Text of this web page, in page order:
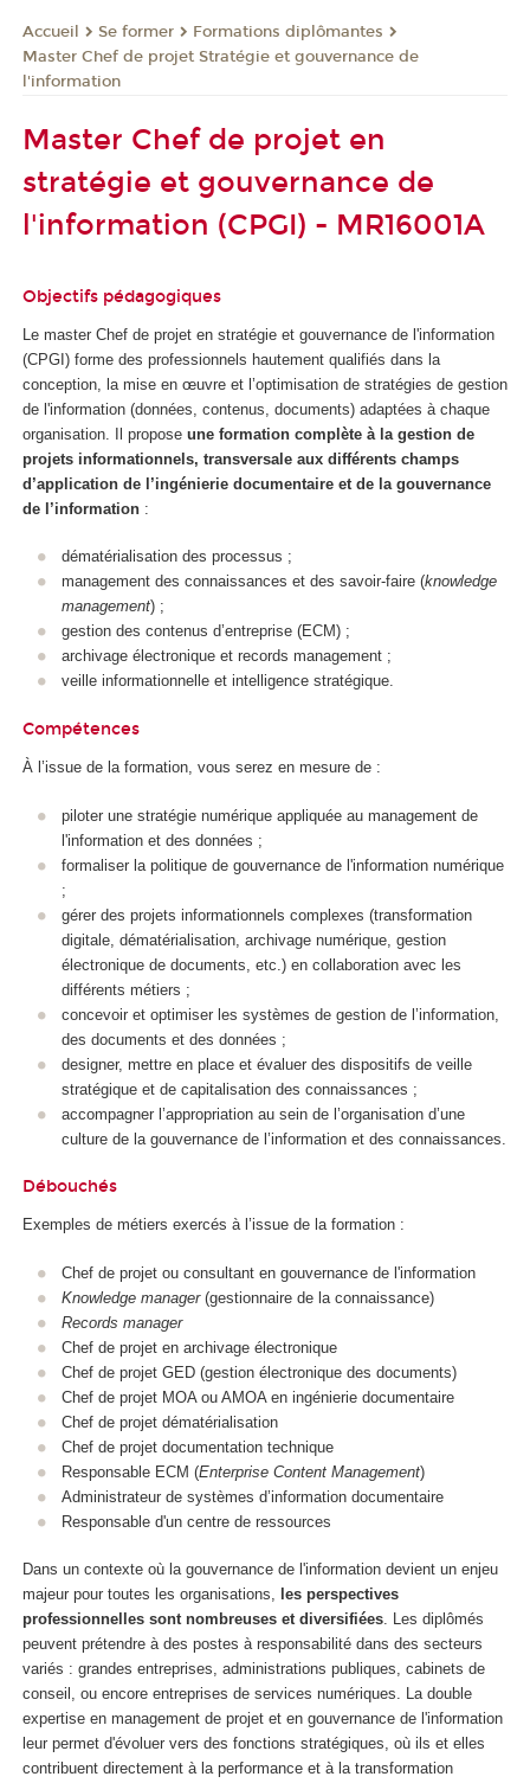
Accueil Se former
Formations diplômantes
Master Chef de projet Stratégie et gouvernance de
l'information
Master Chef de projet en
stratégie et gouvernance de
l'information (CPGI) - MR16001A
Objectifs pédagogiques
Le master Chef de projet en stratégie et gouvernance de l'information
(CPGI) forme des professionnels hautement qualifiés dans la
conception, la mise en œuvre et l’optimisation de stratégies de gestion
de l'information (données, contenus, documents) adaptées à chaque
organisation. Il propose une formation complète à la gestion de
projets informationnels, transversale aux différents champs
d’application de l’ingénierie documentaire et de la gouvernance
de l’information :
dématérialisation des processus ;
management des connaissances et des savoir-faire (knowledge
management) ;
gestion des contenus d’entreprise (ECM) ;
archivage électronique et records management ;
veille informationnelle et intelligence stratégique.
Compétences
À l’issue de la formation, vous serez en mesure de :
piloter une stratégie numérique appliquée au management de
l'information et des données ;
formaliser la politique de gouvernance de l'information numérique
;
gérer des projets informationnels complexes (transformation
digitale, dématérialisation, archivage numérique, gestion
électronique de documents, etc.) en collaboration avec les
différents métiers ;
concevoir et optimiser les systèmes de gestion de l’information,
des documents et des données ;
designer, mettre en place et évaluer des dispositifs de veille
stratégique et de capitalisation des connaissances ;
accompagner l’appropriation au sein de l’organisation d’une
culture de la gouvernance de l’information et des connaissances.
Débouchés
Exemples de métiers exercés à l’issue de la formation :
Chef de projet ou consultant en gouvernance de l'information
Knowledge manager(gestionnaire de la connaissance)
Records manager
Chef de projet en archivage électronique
Chef de projet GED (gestion électronique des documents)
Chef de projet MOA ou AMOA en ingénierie documentaire
Chef de projet dématérialisation
Chef de projet documentation technique
Responsable ECM (Enterprise Content Management)
Administrateur de systèmes d’information documentaire
Responsable d'un centre de ressources
Dans un contexte où la gouvernance de l'information devient un enjeu
majeur pour toutes les organisations, les perspectives
professionnelles sont nombreuses et diversifiées. Les diplômés
peuvent prétendre à des postes à responsabilité dans des secteurs
variés : grandes entreprises, administrations publiques, cabinets de
conseil, ou encore entreprises de services numériques. La double
expertise en management de projet et en gouvernance de l'information
leur permet d'évoluer vers des fonctions stratégiques, où ils et elles
contribuent directement à la performance et à la transformation